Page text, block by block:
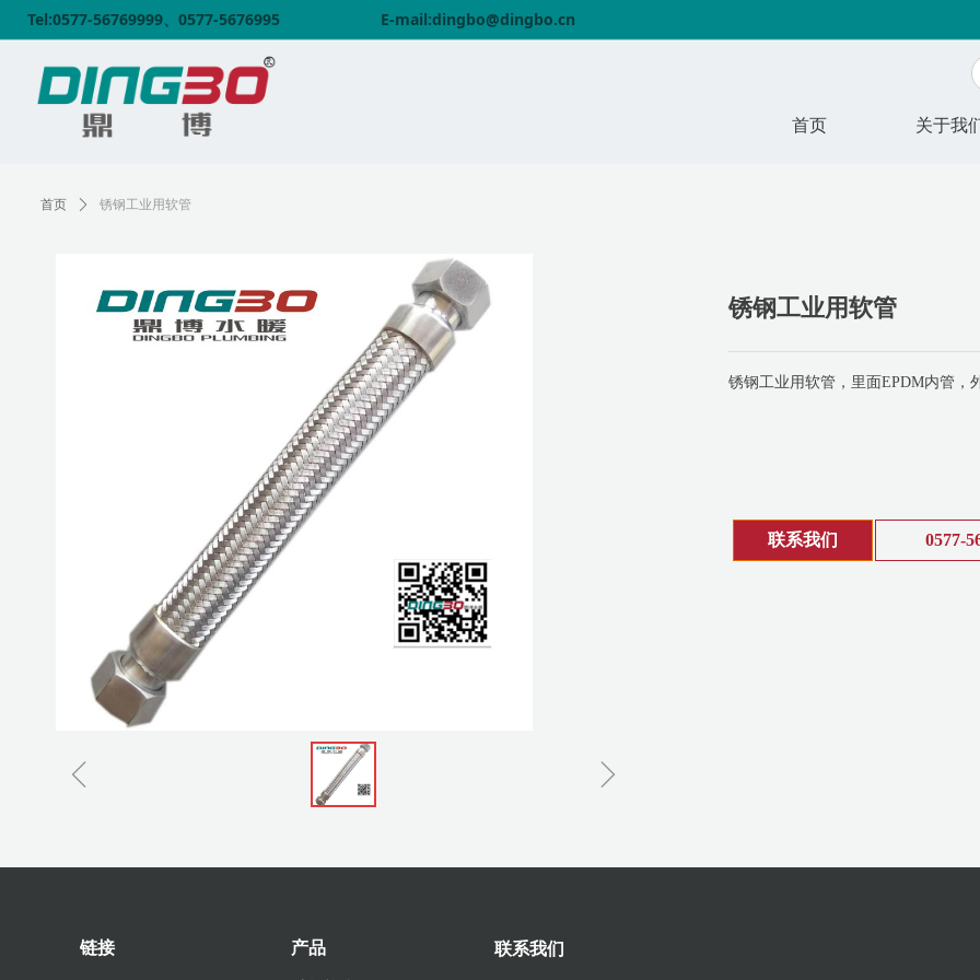
首页 关于我
Tel:0577-56769999、0577-5676995 E-mail:dingbo@dingbo.cn
首页 ꄲ 锈钢工业用软管
ꁆ ꁇ
锈钢工业用软管
锈钢工业用软管，里面EPDM内管，
联系我们 0577-
链接 产品 联系我们